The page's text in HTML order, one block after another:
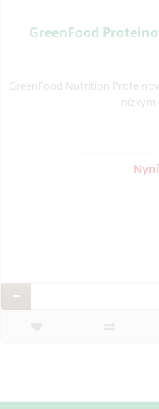
GreenFood
GreenFood Nutrition
nízkým